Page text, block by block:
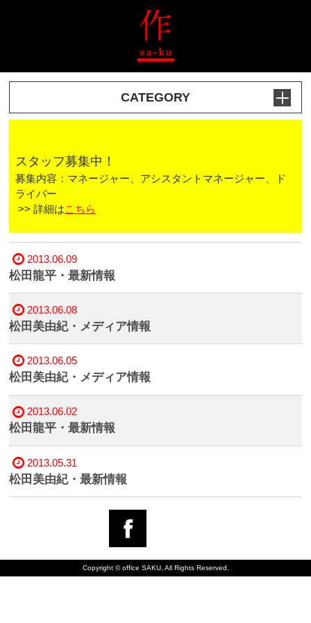
CATEGORY
スタッフ募集中！
募集内容：マネージャー、アシスタントマネージャー、ド
ライバー
>> 詳細はこちら
2013.06.09
松田龍平・最新情報
2013.06.08
松田美由紀・メディア情報
2013.06.05
松田美由紀・メディア情報
2013.06.02
松田龍平・最新情報
2013.05.31
松田美由紀・最新情報
Copyright © office SAKU, All Rights Reserved.